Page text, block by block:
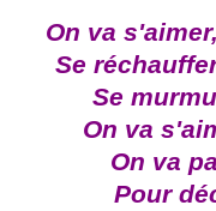
On va
Se
Se
On va
On va
Pour